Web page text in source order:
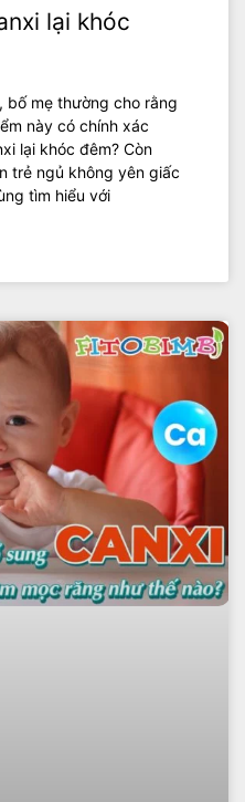
lại khóc
bố mẹ thường cho rằng
này có chính xác
lại khóc đêm? Còn
trẻ ngủ không yên giấc
tìm hiểu với